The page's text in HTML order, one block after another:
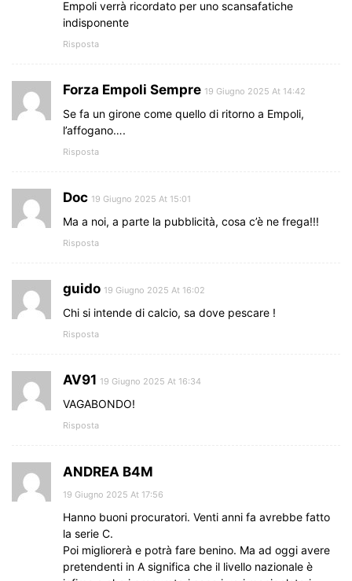
Empoli verrà ricordato per uno scansafatiche
indisponente
Risposta
Forza Empoli Sempre 19 Giugno 2025 At 14:42
Se fa un girone come quello di ritorno a Empoli,
l’affogano….
Risposta
Doc 19 Giugno 2025 At 15:01
Ma a noi, a parte la pubblicità, cosa c’è ne frega!!!
Risposta
guido 19 Giugno 2025 At 16:02
Chi si intende di calcio, sa dove pescare !
Risposta
AV91 19 Giugno 2025 At 16:34
VAGABONDO!
Risposta
ANDREA B4M
19 Giugno 2025 At 17:56
Hanno buoni procuratori. Venti anni fa avrebbe fatto
la serie C.
Poi migliorerà e potrà fare benino. Ma ad oggi avere
pretendenti in A significa che il livello nazionale è